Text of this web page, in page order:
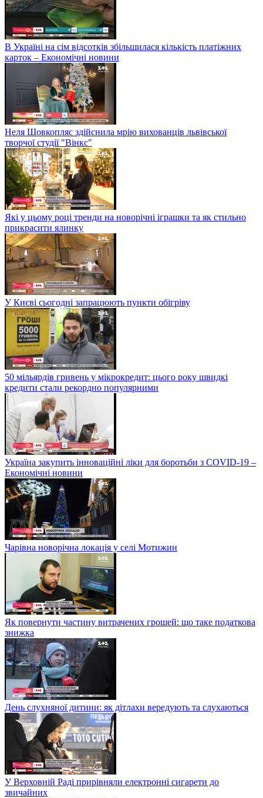
В Україні на сім відсотків збільшилася кількість платіжних
карток – Економічні новини
Неля Шовкопляс здійснила мрію вихованців львівської
творчої студії "Вінкс"
Які у цьому році тренди на новорічні іграшки та як стильно
прикрасити ялинку
У Києві сьогодні запрацюють пункти обігріву
50 мільярдів гривень у мікрокредит: цього року швидкі
кредити стали рекордно популярними
Україна закупить інноваційні ліки для боротьби з COVID-19 –
Економічні новини
Чарівна новорічна локація у селі Мотижин
Як повернути частину витрачених грошей: що таке податкова
знижка
День слухняної дитини: як дітлахи вередують та слухаються
У Верховній Раді прирівняли електронні сигарети до
звичайних